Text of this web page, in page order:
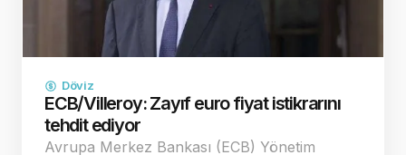
Döviz
ECB/Villeroy: Zayıf euro fiyat istikrarını
tehdit ediyor
Avrupa Merkez Bankası (ECB) Yönetim